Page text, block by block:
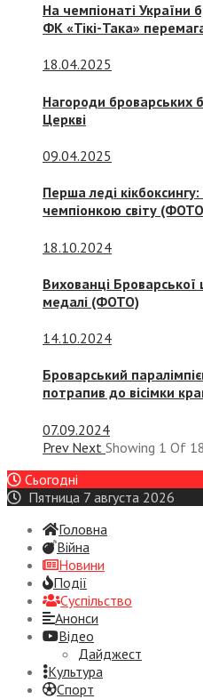
На чемпіонаті України
ФК «Тікі-Така»
18.04.2025
Нагороди броварських
Церкві
09.04.2025
Перша леді
чемпіонкою світу
18.10.2024
Вихованці
медалі (ФОТО)
14.10.2024
Броварський
потрапив до вісімки
07.09.2024
Prev Next Showing 1 Of 18
Сьогодні
Пятница 7 августа 2026
Головна
Війна
Новини
Події
Суспiльство
Анонси
Відео
Дайджест
Культура
Спорт